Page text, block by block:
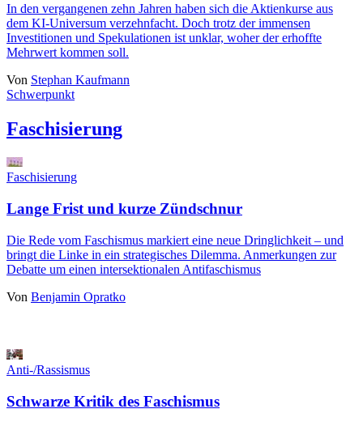
In den vergangenen zehn Jahren haben sich die Aktienkurse aus
dem KI-Universum verzehnfacht. Doch trotz der immensen
Investitionen und Spekulationen ist unklar, woher der erhoffte
Mehrwert kommen soll.
Von Stephan Kaufmann
Schwerpunkt
Faschisierung
Faschisierung
Lange Frist und kurze Zündschnur
Die Rede vom Faschismus markiert eine neue Dringlichkeit – und
bringt die Linke in ein strategisches Dilemma. Anmerkungen zur
Debatte um einen intersektionalen Antifaschismus
Von Benjamin Opratko
Anti-/Rassismus
Schwarze Kritik des Faschismus